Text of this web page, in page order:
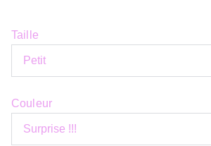
Taille
Couleur